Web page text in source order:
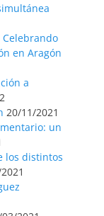
Celebrando
en Aragón
a
20/11/2021
un
los distintos